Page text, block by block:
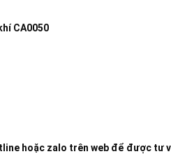
CA0050
hoặc zalo trên web để được tư